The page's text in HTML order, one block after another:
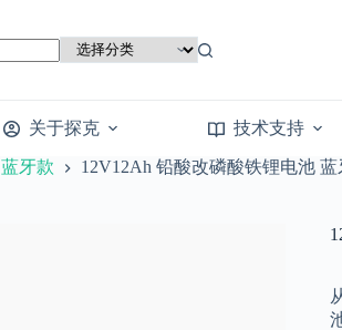
关于探克 技术支持
蓝牙款 12V12Ah 铅酸改磷酸铁锂电池 蓝